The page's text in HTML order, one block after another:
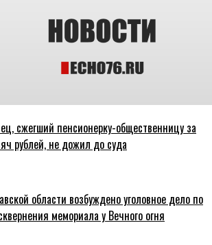
сжегший пенсионерку-общественницу за
рублей, не дожил до суда
области возбуждено уголовное дело по
мемориала у Вечного огня